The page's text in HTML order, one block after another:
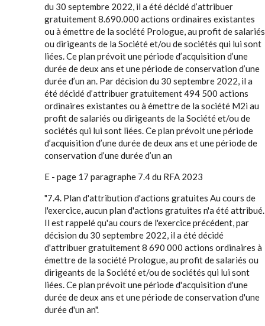
du 30 septembre 2022, il a été décidé d’attribuer
gratuitement 8.690.000 actions ordinaires existantes
ou à émettre de la société Prologue, au profit de salariés
ou dirigeants de la Société et/ou de sociétés qui lui sont
liées. Ce plan prévoit une période d’acquisition d’une
durée de deux ans et une période de conservation d’une
durée d’un an. Par décision du 30 septembre 2022, il a
été décidé d’attribuer gratuitement 494 500 actions
ordinaires existantes ou à émettre de la société M2i au
profit de salariés ou dirigeants de la Société et/ou de
sociétés qui lui sont liées. Ce plan prévoit une période
d’acquisition d’une durée de deux ans et une période de
conservation d’une durée d’un an
E - page 17 paragraphe 7.4 du RFA 2023
"7.4. Plan d'attribution d'actions gratuites Au cours de
l'exercice, aucun plan d'actions gratuites n'a été attribué.
Il est rappelé qu'au cours de l'exercice précédent, par
décision du 30 septembre 2022, il a été décidé
d'attribuer gratuitement 8 690 000 actions ordinaires à
émettre de la société Prologue, au profit de salariés ou
dirigeants de la Société et/ou de sociétés qui lui sont
liées. Ce plan prévoit une période d'acquisition d'une
durée de deux ans et une période de conservation d'une
durée d'un an".